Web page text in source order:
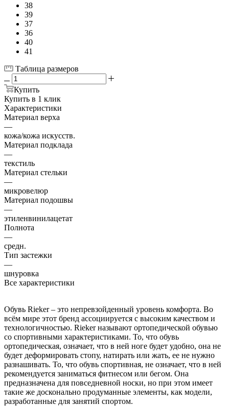
38
39
37
36
40
41
Таблица размеров
Купить
Купить в 1 клик
Характеристики
Материал верха
—
кожа/кожа искусств.
Материал подклада
—
текстиль
Материал стельки
—
микровелюр
Материал подошвы
—
этиленвинилацетат
Полнота
—
средн.
Тип застежки
—
шнуровка
Все характеристики
Обувь Rieker – это непревзойденный уровень комфорта. Во
всём мире этот бренд ассоциируется с высоким качеством и
технологичностью. Rieker называют ортопедической обувью
со спортивными характеристиками. То, что обувь
ортопедическая, означает, что в ней ноге будет удобно, она не
будет деформировать стопу, натирать или жать, ее не нужно
разнашивать. То, что обувь спортивная, не означает, что в ней
рекомендуется заниматься фитнесом или бегом. Она
предназначена для повседневной носки, но при этом имеет
такие же досконально продуманные элементы, как модели,
разработанные для занятий спортом.